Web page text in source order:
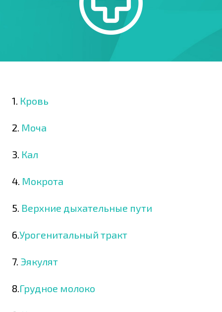
1. Кровь
2. Моча
3. Кал
4. Мокрота
5. Верхние дыхательные пути
6.Урогенитальный тракт
7. Эякулят
8.Грудное молоко